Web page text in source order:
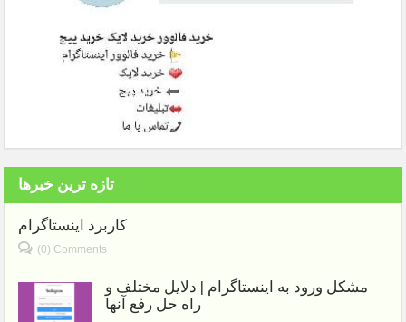
تازه ترین خبرها
کاربرد اینستاگرام
(0) Comments
مشکل ورود به اینستاگرام | دلایل مختلف و
راه حل رفع آنها